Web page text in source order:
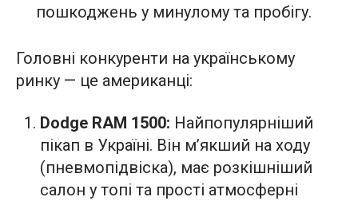
пошкоджень у минулому та пробігу.
Головні конкуренти на українському
ринку — це американці:
Dodge RAM 1500: Найпопулярніший
пікап в Україні. Він м’якший на ходу
(пневмопідвіска), має розкішніший
салон у топі та прості атмосферні